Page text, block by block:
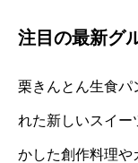
注目の最新グ
栗きんとん生食パ
れた新しいスイー
かした創作料理や